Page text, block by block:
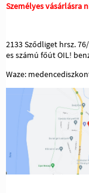
Személyes vásárlásra
2133 Sződliget hrsz.
es számú főút OIL!
Waze: